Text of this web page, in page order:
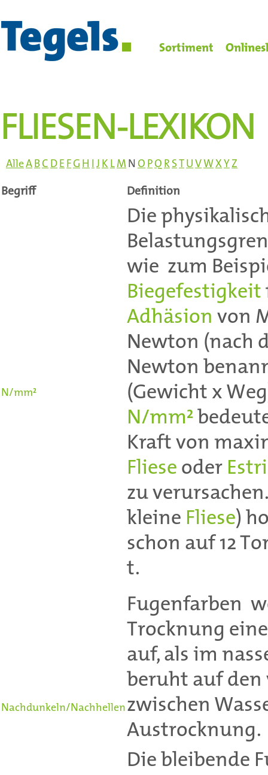
Sortiment
FLIESEN-LEXIKON
AlleA BC D E FG H I J K L M N O PQ R S T U V WXY Z
Begriff Definition
N/mm²
Die
wie zum
Biegefestigkeit
Adhäsion von
Newton (nach
Newton
(Gewicht x
N/mm²
Kraft von
Fliese oder
zu
kleine Fliese)
schon auf 12
t.
Nachdunkeln/Nachhellen
Fugenfarben
Trocknung
auf, als im
beruht auf
zwischen
Austrocknung.
Die bleibende